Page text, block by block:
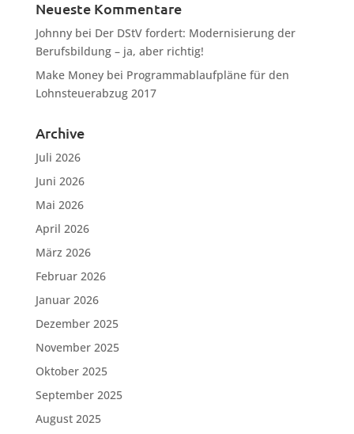
Neueste Kommentare
Johnnybei Der DStV fordert: Modernisierung der
Berufsbildung – ja, aber richtig!
Make Moneybei Programmablaufpläne für den
Lohnsteuerabzug 2017
Archive
Juli 2026
Juni 2026
Mai 2026
April 2026
März 2026
Februar 2026
Januar 2026
Dezember 2025
November 2025
Oktober 2025
September 2025
August 2025